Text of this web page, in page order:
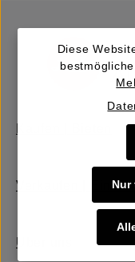
Verkaufen |
Über uns
Diese
Nur